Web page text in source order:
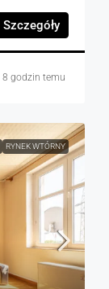
Szczegóły
8 godzin temu
RYNEK WTÓRNY